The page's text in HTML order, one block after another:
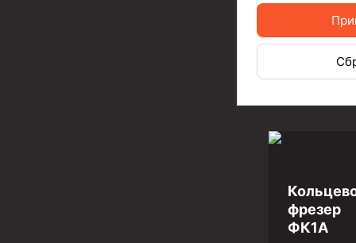
Скребки корончатые СК и тросовые СТфрезер
ФК1А